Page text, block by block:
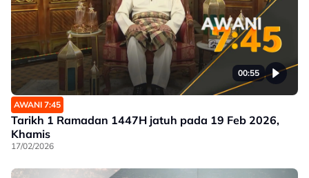
00:55
AWANI 7:45
Tarikh 1 Ramadan 1447H jatuh pada 19 Feb 2026,
Khamis
17/02/2026